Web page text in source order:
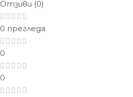
Отзиви (0)
0 прегледа
0
0